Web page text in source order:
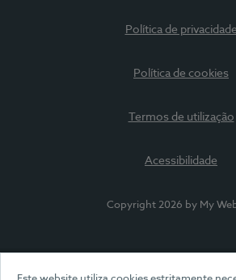
Política de privacidade
Política de cookies
Termos de utilização
Acessibilidade
Copyright 2026 by My